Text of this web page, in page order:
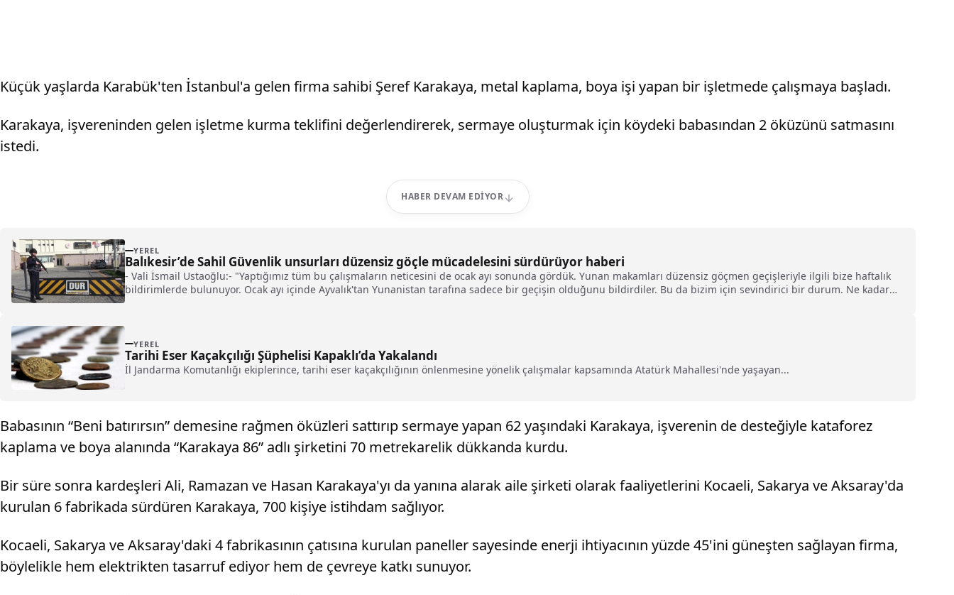
Küçük yaşlarda Karabük'ten İstanbul'a gelen firma sahibi Şeref Karakaya, metal kaplama, boya işi yapan bir işletmede çalışmaya başladı.
Karakaya, işvereninden gelen işletme kurma teklifini değerlendirerek, sermaye oluşturmak için köydeki babasından 2 öküzünü satmasını
istedi.
HABER DEVAM EDIYOR
YEREL
Balıkesir’de Sahil Güvenlik unsurları düzensiz göçle mücadelesini sürdürüyor haberi
- Vali İsmail Ustaoğlu:- "Yaptığımız tüm bu çalışmaların neticesini de ocak ayı sonunda gördük. Yunan makamları düzensiz göçmen geçişleriyle ilgili bize haftalık
bildirimlerde bulunuyor. Ocak ayı içinde Ayvalık'tan Yunanistan tarafına sadece bir geçişin olduğunu bildirdiler. Bu da bizim için sevindirici bir durum. Ne kadar
YEREL
Tarihi Eser Kaçakçılığı Şüphelisi Kapaklı’da Yakalandı
İl Jandarma Komutanlığı ekiplerince, tarihi eser kaçakçılığının önlenmesine yönelik çalışmalar kapsamında Atatürk Mahallesi'nde yaşayan...
Babasının “Beni batırırsın” demesine rağmen öküzleri sattırıp sermaye yapan 62 yaşındaki Karakaya, işverenin de desteğiyle kataforez
kaplama ve boya alanında “Karakaya 86” adlı şirketini 70 metrekarelik dükkanda kurdu.
Bir süre sonra kardeşleri Ali, Ramazan ve Hasan Karakaya'yı da yanına alarak aile şirketi olarak faaliyetlerini Kocaeli, Sakarya ve Aksaray'da
kurulan 6 fabrikada sürdüren Karakaya, 700 kişiye istihdam sağlıyor.
Kocaeli, Sakarya ve Aksaray'daki 4 fabrikasının çatısına kurulan paneller sayesinde enerji ihtiyacının yüzde 45'ini güneşten sağlayan firma,
böylelikle hem elektrikten tasarruf ediyor hem de çevreye katkı sunuyor.